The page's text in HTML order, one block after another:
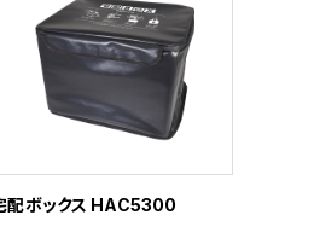
配ボックス HAC5300